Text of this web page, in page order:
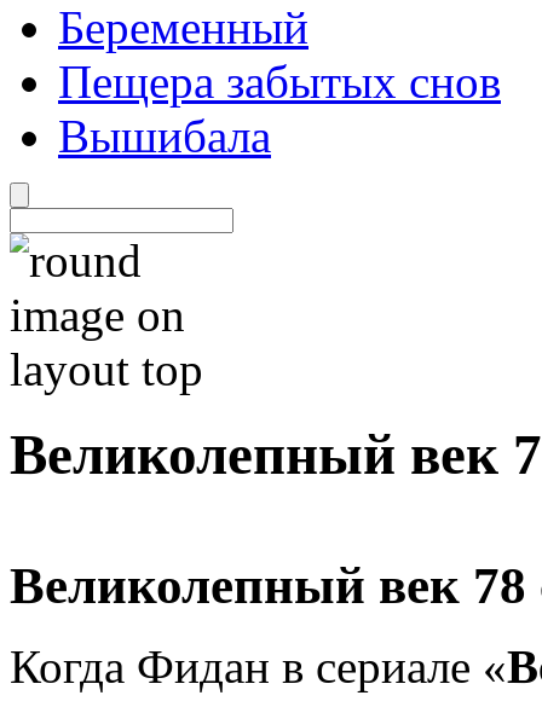
Беременный
Пещера забытых снов
Вышибала
Великолепный век
Великолепный век 78
Когда Фидан в сериале «